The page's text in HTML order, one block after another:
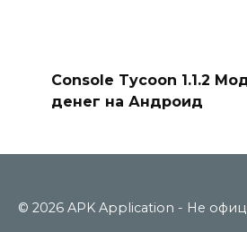
Console Tycoon 1.1.2
денег на Андроид
© 2026 APK Application - Не